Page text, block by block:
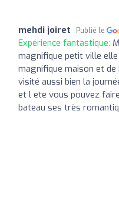
mehdi joiret Publié le
Expérience fantastique:
magnifique petit ville
magnifique maison et
visité aussi bien la
et l ete vous pouvez
bateau ses très